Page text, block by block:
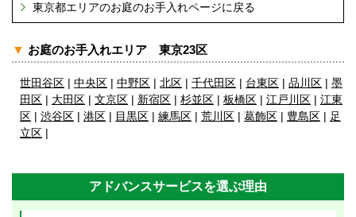
東京都エリアのお庭のお手入れページに戻る
▼ お庭のお手入れエリア 東京23区
世田谷区 | 中央区 | 中野区 | 北区 | 千代田区 | 台東区 | 品川区 | 墨
田区 | 大田区 | 文京区 | 新宿区 | 杉並区 | 板橋区 | 江戸川区 | 江東
区 | 渋谷区 | 港区 | 目黒区 | 練馬区 | 荒川区 | 葛飾区 | 豊島区 | 足
立区 |
アドバンスサービスを選ぶ理由